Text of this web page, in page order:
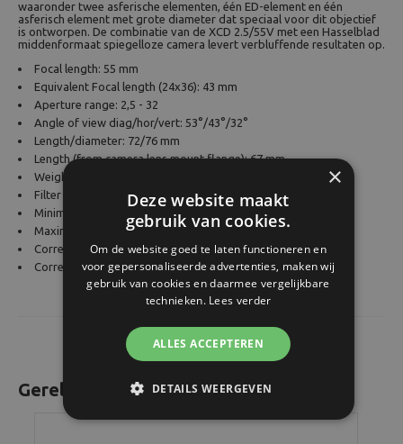
waaronder twee asferische elementen, één ED-element en één
asferisch element met grote diameter dat speciaal voor dit objectief
is ontworpen. De combinatie van de XCD 2.5/55V met een Hasselblad
middenformaat spiegelloze camera levert verbluffende resultaten op.
Focal length: 55 mm
Equivalent Focal length (24x36): 43 mm
Aperture range: 2,5 - 32
Angle of view diag/hor/vert: 53°/43°/32°
Length/diameter: 72/76 mm
Length (from camera lens mount flange): 67 mm
Weight (excl. covers and lens shade): 372 g
Filter diameter: Ø 72mm
Minimum distance object to image plane: 0,45 m
Maximum image scale: 1:6,4
Corresponding area of coverage: 28 x 21 cm
Corresponding exposure reduction: 0 f-stops
Gerelateerde producten
×
Deze website maakt
gebruik van cookies.
Om de website goed te laten functioneren en
voor gepersonaliseerde advertenties, maken wij
gebruik van cookies en daarmee vergelijkbare
technieken. Lees verder
ALLES ACCEPTEREN
DETAILS WEERGEVEN